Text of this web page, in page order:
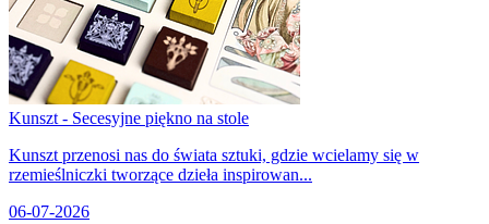
Kunszt - Secesyjne piękno na stole
Kunszt przenosi nas do świata sztuki, gdzie wcielamy się w
rzemieślniczki tworzące dzieła inspirowan...
06-07-2026